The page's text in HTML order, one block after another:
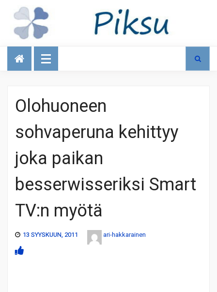
Talous
Olohuoneen
sohvaperuna kehittyy
joka paikan
besserwisseriksi Smart
TV:n myötä
13 SYYSKUUN, 2011 ari-hakkarainen